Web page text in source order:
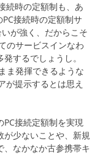
続時の定額制も、あ
接続時の定額制サ
が強く、だからこそ
のサービスインなわ
するでしょうし。
ま発揮できるような
が提示するとは思え
接続定額制を実現
が少ないことや、新規
、なかなか古参携帯キ